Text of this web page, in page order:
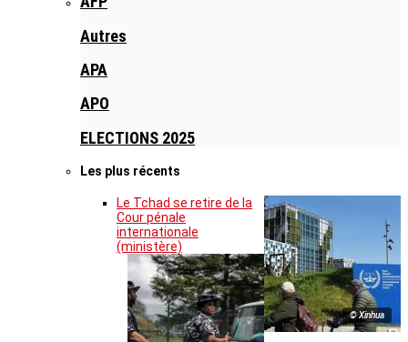
Autres
APA
APO
ELECTIONS 2025
Les plus récents
© Xinhua
Le Tchad se retire de la
Cour pénale
internationale
(ministère)